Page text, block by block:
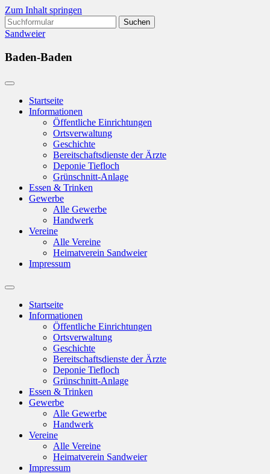
Zum Inhalt springen
Suchen
nach:
Sandweier
Baden-Baden
Startseite
Informationen
Öffentliche Einrichtungen
Ortsverwaltung
Geschichte
Bereitschaftsdienste der Ärzte
Deponie Tiefloch
Grünschnitt-Anlage
Essen & Trinken
Gewerbe
Alle Gewerbe
Handwerk
Vereine
Alle Vereine
Heimatverein Sandweier
Impressum
Suchfeld
ein-/ausblenden
Startseite
Informationen
Öffentliche Einrichtungen
Ortsverwaltung
Geschichte
Bereitschaftsdienste der Ärzte
Deponie Tiefloch
Grünschnitt-Anlage
Essen & Trinken
Gewerbe
Alle Gewerbe
Handwerk
Vereine
Alle Vereine
Heimatverein Sandweier
Impressum